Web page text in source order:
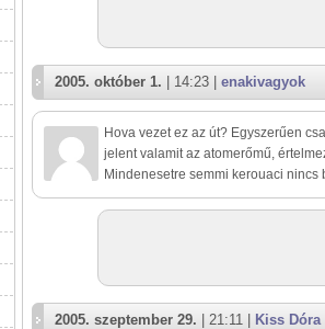
2005. október 1. | 14:23 | enakivagyok
Hova vezet ez az út? Egyszerűen
jelent valamit az atomerőmű,
Mindenesetre semmi kerouaci nincs
2005. szeptember 29. | 21:11 | Kiss Dóra